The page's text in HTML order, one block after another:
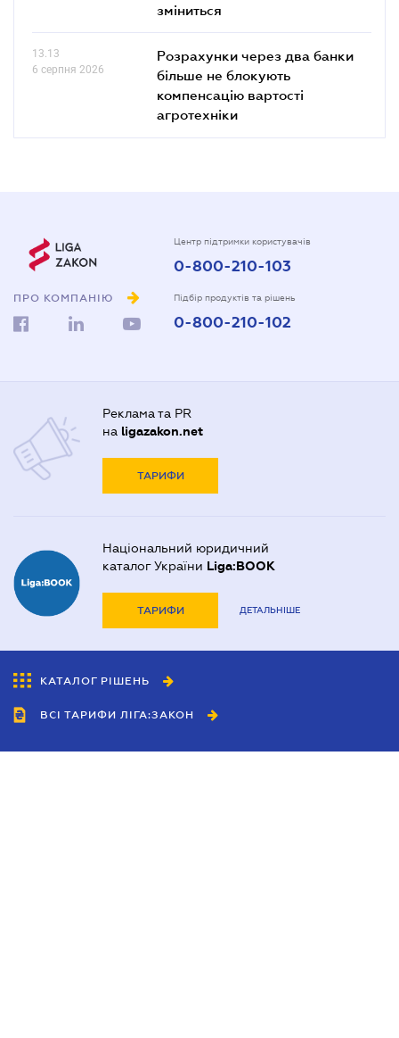
зміниться
13.13
6 серпня 2026
Розрахунки через два банки
більше не блокують
компенсацію вартості
агротехніки
ПРО КОМПАНІЮ
Центр підтримки користувачів
0-800-210-103
Підбір продуктів та рішень
0-800-210-102
Реклама та PR
на ligazakon.net
ТАРИФИ
Національний юридичний
каталог України Liga:BOOK
ТАРИФИ ДЕТАЛЬНІШЕ
КАТАЛОГ РІШЕНЬ
ВСІ ТАРИФИ ЛІГА:ЗАКОН